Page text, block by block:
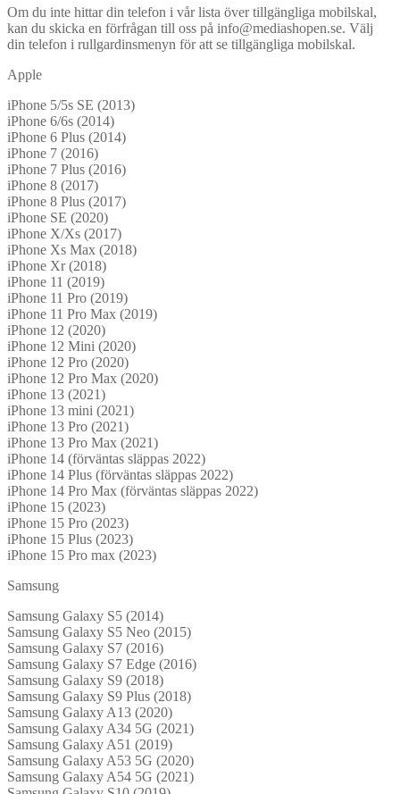
Om du inte hittar din telefon i vår lista över tillgängliga mobilskal,
kan du skicka en förfrågan till oss på info@mediashopen.se. Välj
din telefon i rullgardinsmenyn för att se tillgängliga mobilskal.
Apple
iPhone 5/5s SE (2013)
iPhone 6/6s (2014)
iPhone 6 Plus (2014)
iPhone 7 (2016)
iPhone 7 Plus (2016)
iPhone 8 (2017)
iPhone 8 Plus (2017)
iPhone SE (2020)
iPhone X/Xs (2017)
iPhone Xs Max (2018)
iPhone Xr (2018)
iPhone 11 (2019)
iPhone 11 Pro (2019)
iPhone 11 Pro Max (2019)
iPhone 12 (2020)
iPhone 12 Mini (2020)
iPhone 12 Pro (2020)
iPhone 12 Pro Max (2020)
iPhone 13 (2021)
iPhone 13 mini (2021)
iPhone 13 Pro (2021)
iPhone 13 Pro Max (2021)
iPhone 14 (förväntas släppas 2022)
iPhone 14 Plus (förväntas släppas 2022)
iPhone 14 Pro Max (förväntas släppas 2022)
iPhone 15 (2023)
iPhone 15 Pro (2023)
iPhone 15 Plus (2023)
iPhone 15 Pro max (2023)
Samsung
Samsung Galaxy S5 (2014)
Samsung Galaxy S5 Neo (2015)
Samsung Galaxy S7 (2016)
Samsung Galaxy S7 Edge (2016)
Samsung Galaxy S9 (2018)
Samsung Galaxy S9 Plus (2018)
Samsung Galaxy A13 (2020)
Samsung Galaxy A34 5G (2021)
Samsung Galaxy A51 (2019)
Samsung Galaxy A53 5G (2020)
Samsung Galaxy A54 5G (2021)